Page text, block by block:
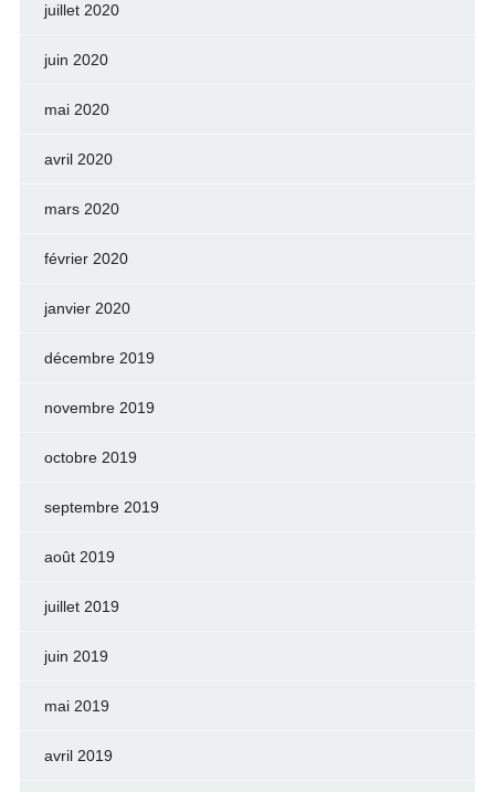
juillet 2020
juin 2020
mai 2020
avril 2020
mars 2020
février 2020
janvier 2020
décembre 2019
novembre 2019
octobre 2019
septembre 2019
août 2019
juillet 2019
juin 2019
mai 2019
avril 2019